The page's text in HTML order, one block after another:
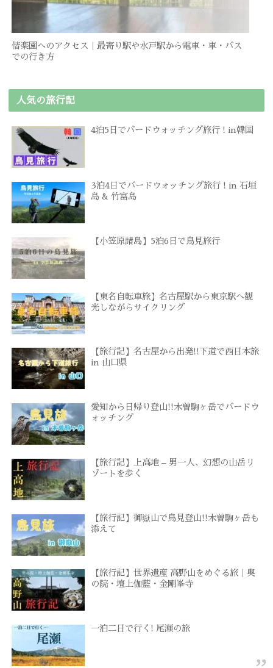
偕楽園へのアクセス｜最寄り駅や水戸駅から電車・車・バス
での行き方
人気の旅行記
4泊5日でバードウォッチング旅行 ! in韓国
3泊4日でバードウォッチング旅行 ! in 石垣
島 & 竹富島
【小笠原諸島】5泊6日で鳥見旅行
【東名自転車旅】名古屋駅から東京駅へ観
光しながらサイクリング
【旅行記】名古屋から出発!!下道で西日本旅
in 山口県
愛知から日帰り登山!!木曽駒ヶ岳でバードウ
ォッチング
【旅行記】上高地 – 男一人、幻想の山岳リ
ゾートを歩く
【旅行記】御嶽山で鳥見登山!!木曽駒ヶ岳も
添えて
【旅行記】世界遺産 高野山をめぐる旅｜奥
の院・壇上伽藍・金剛峯寺
一泊二日で行く! 尾瀬の旅